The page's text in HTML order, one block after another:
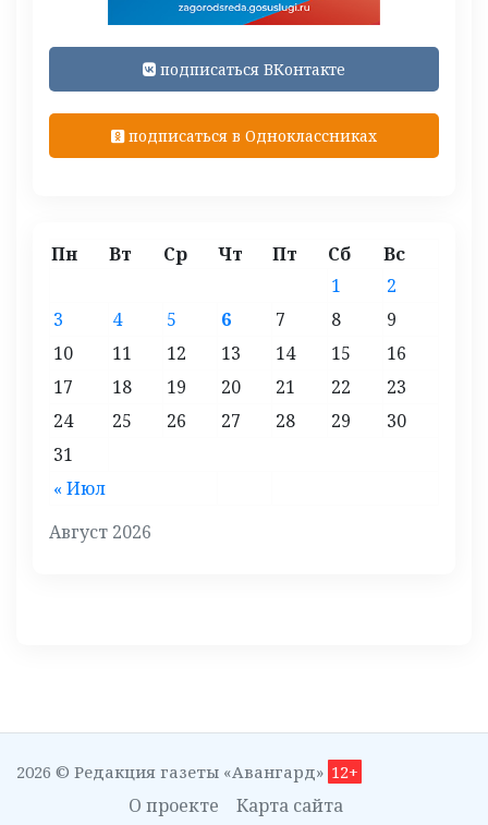
подписаться ВКонтакте
подписаться в Одноклассниках
Август 2026
Пн Вт Ср Чт Пт Сб Вс
« Июл
1
2
3
4 5 6 7 8
9
10
11 12 13 14 15
16
17
18 19 20 21 22
23
24
25 26 27 28 29
30
31
2026 © Редакция газеты «Авангард» 12+
О проекте Карта сайта